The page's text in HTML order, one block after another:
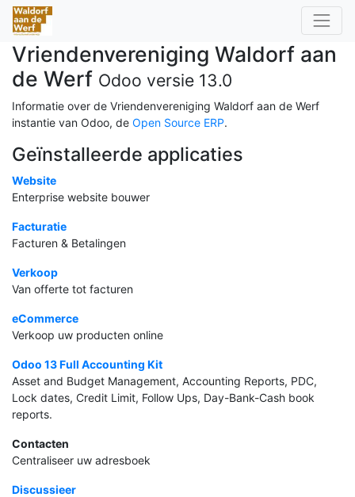
Vriendenvereniging Waldorf aan
de Werf Odoo versie 13.0
Informatie over de Vriendenvereniging Waldorf aan de Werf
instantie van Odoo, de Open Source ERP.
Geïnstalleerde applicaties
Website
Enterprise website bouwer
Facturatie
Facturen & Betalingen
Verkoop
Van offerte tot facturen
eCommerce
Verkoop uw producten online
Odoo 13 Full Accounting Kit
Asset and Budget Management, Accounting Reports, PDC,
Lock dates, Credit Limit, Follow Ups, Day-Bank-Cash book
reports.
Contacten
Centraliseer uw adresboek
Discussieer